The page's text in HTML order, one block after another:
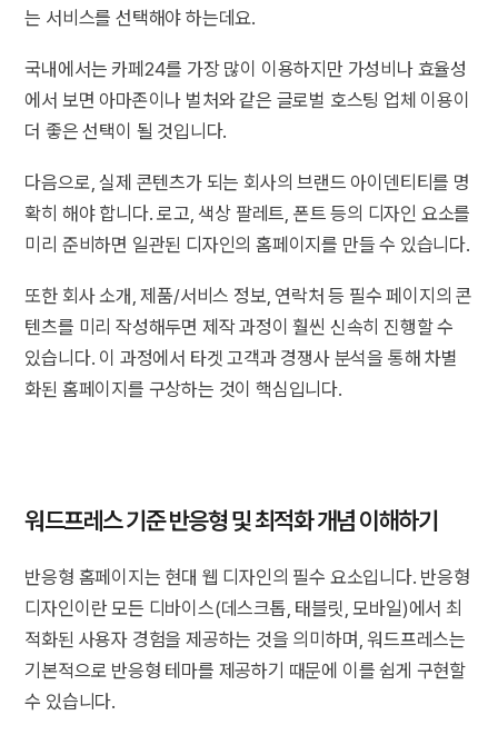
는 서비스를 선택해야 하는데요.
국내에서는 카페24를 가장 많이 이용하지만 가성비나 효율성
에서 보면 아마존이나 벌처와 같은 글로벌 호스팅 업체 이용이
더 좋은 선택이 될 것입니다.
다음으로, 실제 콘텐츠가 되는 회사의 브랜드 아이덴티티를 명
확히 해야 합니다. 로고, 색상 팔레트, 폰트 등의 디자인 요소를
미리 준비하면 일관된 디자인의 홈페이지를 만들 수 있습니다.
또한 회사 소개, 제품/서비스 정보, 연락처 등 필수 페이지의 콘
텐츠를 미리 작성해두면 제작 과정이 훨씬 신속히 진행할 수
있습니다. 이 과정에서 타겟 고객과 경쟁사 분석을 통해 차별
화된 홈페이지를 구상하는 것이 핵심입니다.
워드프레스 기준 반응형 및 최적화 개념 이해하기
반응형 홈페이지는 현대 웹 디자인의 필수 요소입니다. 반응형
디자인이란 모든 디바이스(데스크톱, 태블릿, 모바일)에서 최
적화된 사용자 경험을 제공하는 것을 의미하며, 워드프레스는
기본적으로 반응형 테마를 제공하기 때문에 이를 쉽게 구현할
수 있습니다.